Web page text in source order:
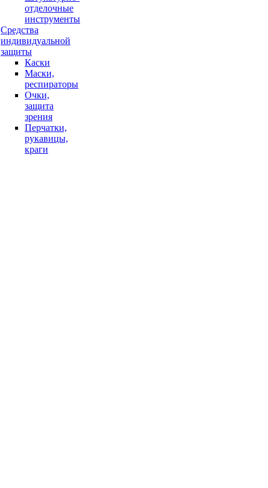
отделочные
инструменты
Средства
индивидуальной
защиты
Каски
Маски,
респираторы
Очки,
защита
зрения
Перчатки,
рукавицы,
краги